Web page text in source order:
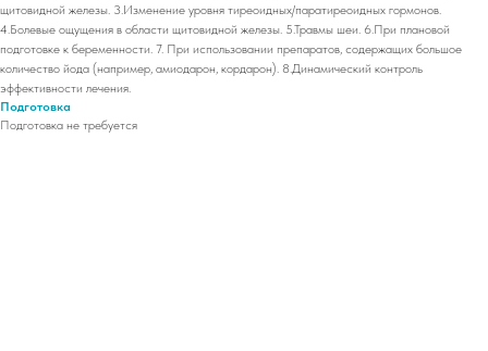
щитовидной железы. 3.Изменение уровня тиреоидных/паратиреоидных гормонов.
4.Болевые ощущения в области щитовидной железы. 5.Травмы шеи. 6.При плановой
подготовке к беременности. 7. При использовании препаратов, содержащих большое
количество йода (например, амиодарон, кордарон). 8.Динамический контроль
эффективности лечения.
Подготовка
Подготовка не требуется